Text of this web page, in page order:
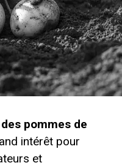
pommes de
intérêt pour
et